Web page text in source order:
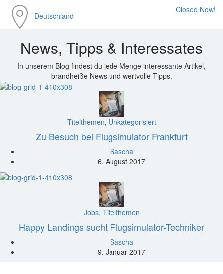
Deutschland
Closed Now!
News, Tipps & Interessates
In unserem Blog findest du jede Menge interessante Artikel,
brandheiße News und wertvolle Tipps.
Titelthemen, Unkategorisiert
Zu Besuch bei Flugsimulator Frankfurt
Sascha
6. August 2017
Jobs, Titelthemen
Happy Landings sucht Flugsimulator-Techniker
Sascha
9. Januar 2017